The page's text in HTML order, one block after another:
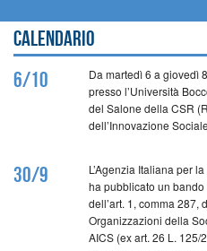
Calendario
6/10
Da martedì 6 a giovedì
presso l’Università
del Salone della CSR
dell’Innovazione
30/9
L’Agenzia Italiana per
ha pubblicato un
dell’art. 1, comma 287,
Organizzazioni della
AICS (ex art. 26 L.